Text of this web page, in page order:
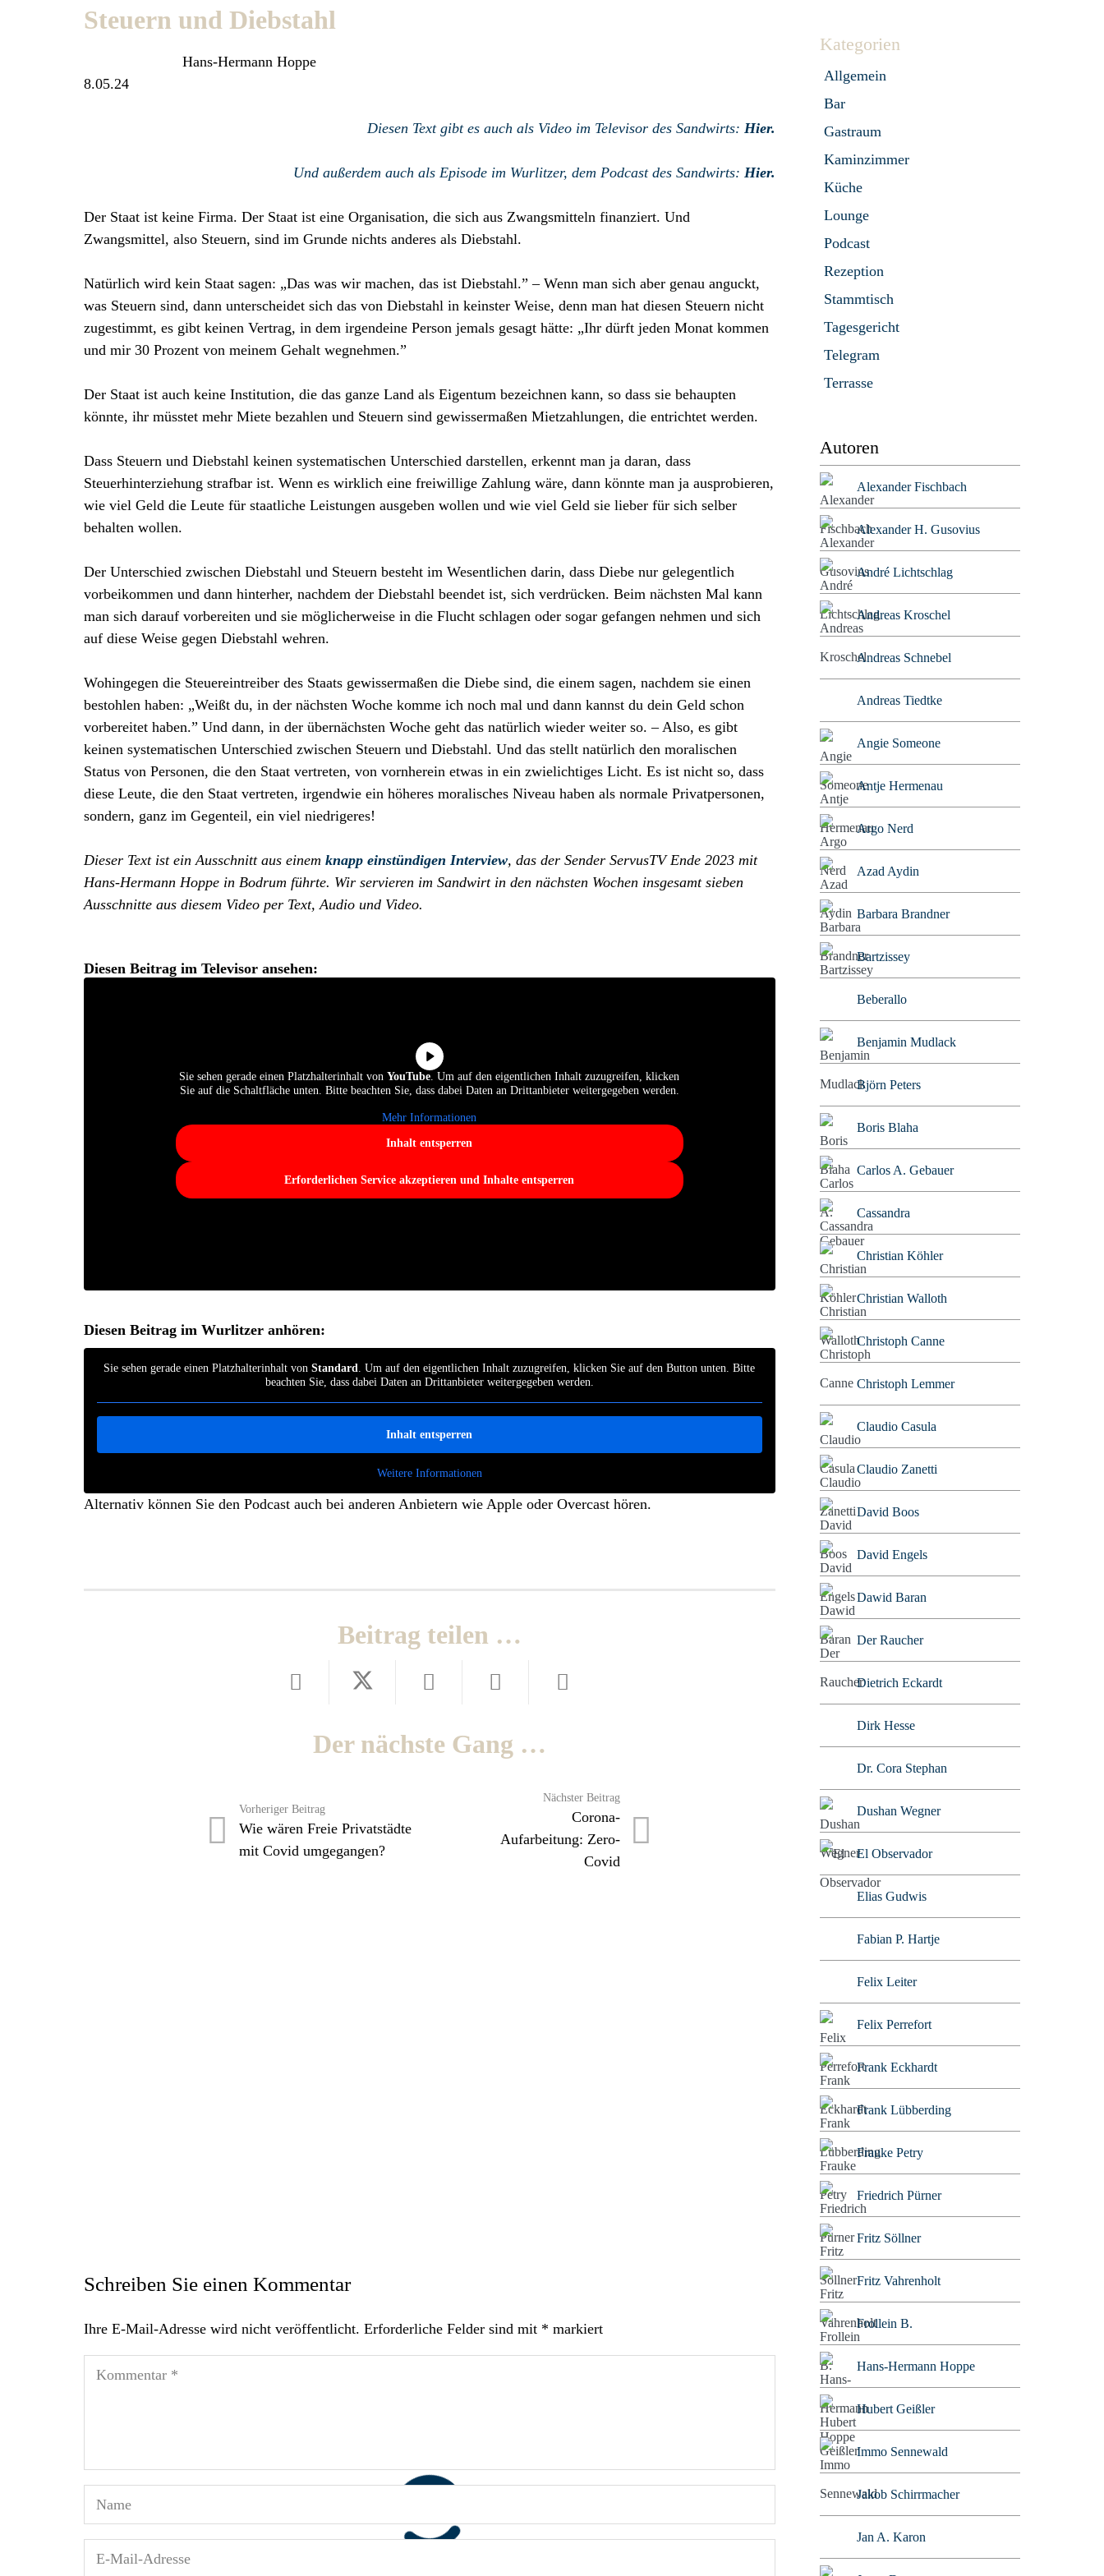
Steuern und Diebstahl
Hans-Hermann Hoppe
8.05.24
Diesen Text gibt es auch als Video im Televisor des Sandwirts: Hier.
Und außerdem auch als Episode im Wurlitzer, dem Podcast des Sandwirts: Hier.
Der Staat ist keine Firma. Der Staat ist eine Organisation, die sich aus Zwangsmitteln finanziert. Und
Zwangsmittel, also Steuern, sind im Grunde nichts anderes als Diebstahl.
Natürlich wird kein Staat sagen: „Das was wir machen, das ist Diebstahl.” – Wenn man sich aber genau anguckt,
was Steuern sind, dann unterscheidet sich das von Diebstahl in keinster Weise, denn man hat diesen Steuern nicht
zugestimmt, es gibt keinen Vertrag, in dem irgendeine Person jemals gesagt hätte: „Ihr dürft jeden Monat kommen
und mir 30 Prozent von meinem Gehalt wegnehmen.”
Der Staat ist auch keine Institution, die das ganze Land als Eigentum bezeichnen kann, so dass sie behaupten
könnte, ihr müsstet mehr Miete bezahlen und Steuern sind gewissermaßen Mietzahlungen, die entrichtet werden.
Dass Steuern und Diebstahl keinen systematischen Unterschied darstellen, erkennt man ja daran, dass
Steuerhinterziehung strafbar ist. Wenn es wirklich eine freiwillige Zahlung wäre, dann könnte man ja ausprobieren,
wie viel Geld die Leute für staatliche Leistungen ausgeben wollen und wie viel Geld sie lieber für sich selber
behalten wollen.
Der Unterschied zwischen Diebstahl und Steuern besteht im Wesentlichen darin, dass Diebe nur gelegentlich
vorbeikommen und dann hinterher, nachdem der Diebstahl beendet ist, sich verdrücken. Beim nächsten Mal kann
man sich darauf vorbereiten und sie möglicherweise in die Flucht schlagen oder sogar gefangen nehmen und sich
auf diese Weise gegen Diebstahl wehren.
Wohingegen die Steuereintreiber des Staats gewissermaßen die Diebe sind, die einem sagen, nachdem sie einen
bestohlen haben: „Weißt du, in der nächsten Woche komme ich noch mal und dann kannst du dein Geld schon
vorbereitet haben.” Und dann, in der übernächsten Woche geht das natürlich wieder weiter so. – Also, es gibt
keinen systematischen Unterschied zwischen Steuern und Diebstahl. Und das stellt natürlich den moralischen
Status von Personen, die den Staat vertreten, von vornherein etwas in ein zwielichtiges Licht. Es ist nicht so, dass
diese Leute, die den Staat vertreten, irgendwie ein höheres moralisches Niveau haben als normale Privatpersonen,
sondern, ganz im Gegenteil, ein viel niedrigeres!
Dieser Text ist ein Ausschnitt aus einem knapp einstündigen Interview, das der Sender ServusTV Ende 2023 mit
Hans-Hermann Hoppe in Bodrum führte. Wir servieren im Sandwirt in den nächsten Wochen insgesamt sieben
Ausschnitte aus diesem Video per Text, Audio und Video.
Diesen Beitrag im Televisor ansehen:
Sie sehen gerade einen Platzhalterinhalt vonYouTube. Um auf den eigentlichen Inhalt zuzugreifen, klicken
Sie auf die Schaltfläche unten. Bitte beachten Sie, dass dabei Daten an Drittanbieter weitergegeben werden.
Mehr Informationen
Inhalt entsperren
Erforderlichen Service akzeptieren und Inhalte entsperren
Diesen Beitrag im Wurlitzer anhören:
Sie sehen gerade einen Platzhalterinhalt vonStandard. Um auf den eigentlichen Inhalt zuzugreifen, klicken Sie auf den Button unten. Bitte
beachten Sie, dass dabei Daten an Drittanbieter weitergegeben werden.
Inhalt entsperren
Weitere Informationen
Alternativ können Sie den Podcast auch bei anderen Anbietern wie Apple oder Overcast hören.
Beitrag teilen …
Der nächste Gang …
Vorheriger Beitrag
Wie wären Freie Privatstädte
mit Covid umgegangen?
Nächster Beitrag
Corona-
Aufarbeitung: Zero-
Covid
Schreiben Sie einen Kommentar
Ihre E-Mail-Adresse wird nicht veröffentlicht. Erforderliche Felder sind mit * markiert
Kategorien
Allgemein
Bar
Gastraum
Kaminzimmer
Küche
Lounge
Podcast
Rezeption
Stammtisch
Tagesgericht
Telegram
Terrasse
Autoren
Alexander Fischbach
Alexander H. Gusovius
André Lichtschlag
Andreas Kroschel
Andreas Schnebel
Andreas Tiedtke
Angie Someone
Antje Hermenau
Argo Nerd
Azad Aydin
Barbara Brandner
Bartzissey
Beberallo
Benjamin Mudlack
Björn Peters
Boris Blaha
Carlos A. Gebauer
Cassandra
Christian Köhler
Christian Walloth
Christoph Canne
Christoph Lemmer
Claudio Casula
Claudio Zanetti
David Boos
David Engels
Dawid Baran
Der Raucher
Dietrich Eckardt
Dirk Hesse
Dr. Cora Stephan
Dushan Wegner
El Observador
Elias Gudwis
Fabian P. Hartje
Felix Leiter
Felix Perrefort
Frank Eckhardt
Frank Lübberding
Frauke Petry
Friedrich Pürner
Fritz Söllner
Fritz Vahrenholt
Frollein B.
Hans-Hermann Hoppe
Hubert Geißler
Immo Sennewald
Jakob Schirrmacher
Jan A. Karon